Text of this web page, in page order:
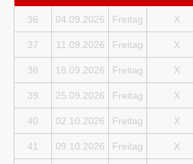
36 04.09.2026 Freitag X
37 11.09.2026 Freitag X
38 18.09.2026 Freitag X
39 25.09.2026 Freitag X
40 02.10.2026 Freitag X
41 09.10.2026 Freitag X